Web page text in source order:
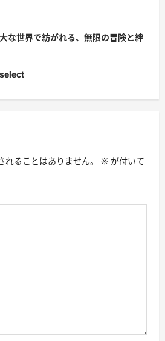
な世界で紡がれる、無限の冒険と絆
ることはありません。 ※ が付いて